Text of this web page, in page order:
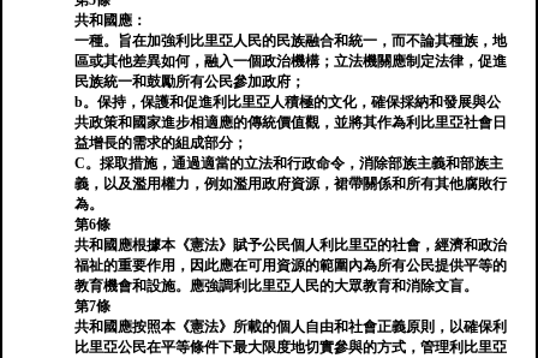
共和國應：
一種。旨在加強利比里亞人民的民族融合和統一，而不論其種族，地
區或其他差異如何，融入一個政治機構；立法機關應制定法律，促進
民族統一和鼓勵所有公民參加政府；
b。保持，保護和促進利比里亞人積極的文化，確保採納和發展與公
共政策和國家進步相適應的傳統價值觀，並將其作為利比里亞社會日
益增長的需求的組成部分；
C。採取措施，通過適當的立法和行政命令，消除部族主義和部族主
義，以及濫用權力，例如濫用政府資源，裙帶關係和所有其他腐敗行
為。
第6條
共和國應根據本《憲法》賦予公民個人利比里亞的社會，經濟和政治
福祉的重要作用，因此應在可用資源的範圍內為所有公民提供平等的
教育機會和設施。應強調利比里亞人民的大眾教育和消除文盲。
第7條
共和國應按照本《憲法》所載的個人自由和社會正義原則，以確保利
比里亞公民在平等條件下最大限度地切實參與的方式，管理利比里亞